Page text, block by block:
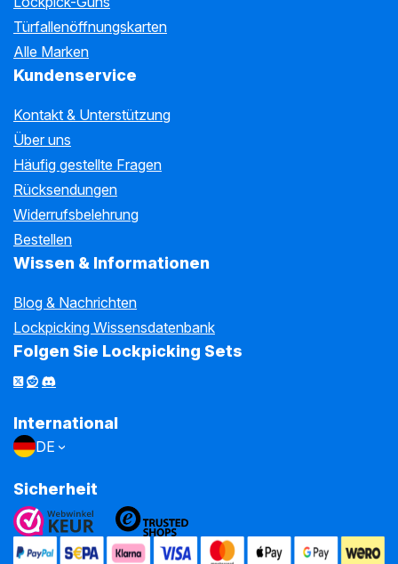
Türfallenöffnungskarten
Alle Marken
Kundenservice
Kontakt & Unterstützung
Über uns
Häufig gestellte Fragen
Rücksendungen
Widerrufsbelehrung
Bestellen
Wissen & Informationen
Blog & Nachrichten
Lockpicking Wissensdatenbank
Folgen Sie Lockpicking Sets
International
DE
Sicherheit